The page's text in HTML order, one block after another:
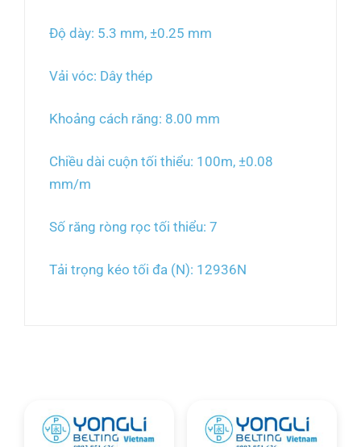
Độ dày: 5.3 mm, ±0.25 mm
Vải vóc: Dây thép
Khoảng cách răng: 8.00 mm
Chiều dài cuộn tối thiểu: 100m, ±0.08
mm/m
Số răng ròng rọc tối thiểu: 7
Tải trọng kéo tối đa (N): 12936N